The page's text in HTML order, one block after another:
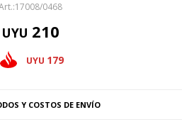
17008/0468
UYU 210
UYU 179
Y COSTOS DE ENVÍO